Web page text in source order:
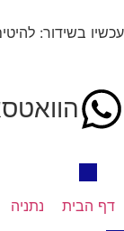
בשידור: להיטים
נתניה חדרה